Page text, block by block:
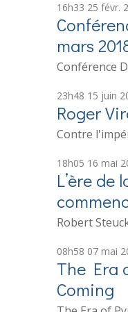
16h33 25 févr.
mars
Conférence
23h48 15 juin
Roger
Contre
18h05 16 mai
L’ère
Robert
08h58 07 mai
The Era
Coming